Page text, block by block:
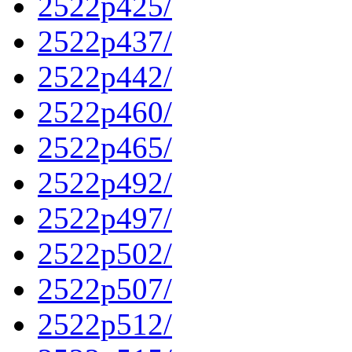
2522p437/
2522p442/
2522p460/
2522p465/
2522p492/
2522p497/
2522p502/
2522p507/
2522p512/